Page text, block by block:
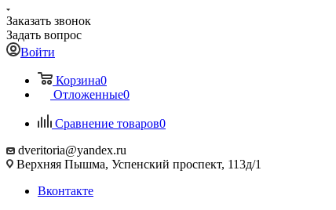
Заказать звонок
Задать вопрос
Войти
Корзина0
Отложенные0
Сравнение товаров0
dveritoria@yandex.ru
Верхняя Пышма, Успенский проспект, 113д/1
Вконтакте